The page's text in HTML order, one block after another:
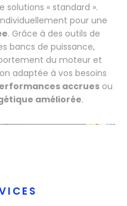
solutions « standard ».
pour une
. Grâce à des outils de
bancs de puissance,
du moteur et
adaptée à vos besoins
accruesou
améliorée.